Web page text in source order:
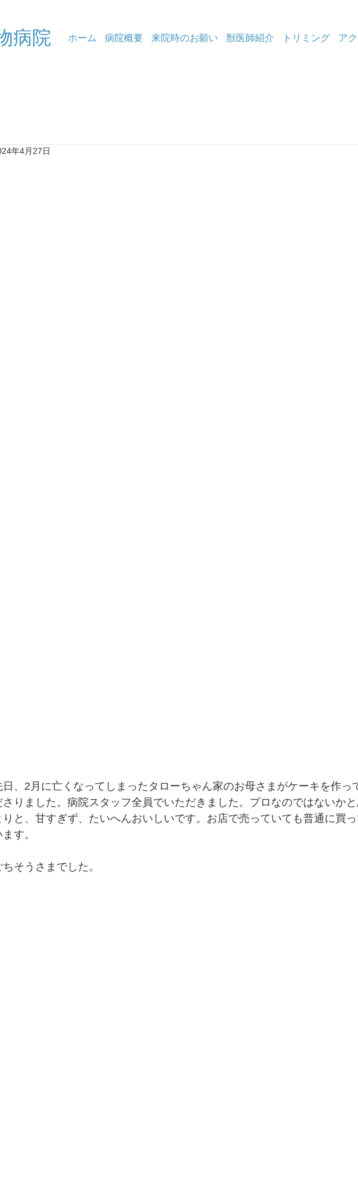
病院 ホーム 病院概要 来院時のお願い 獣医師紹介 トリミング ア
年4月27日
日、2月に亡くなってしまったタローちゃん家のお母さまがケーキを作っ
さりました。病院スタッフ全員でいただきました。プロなのではないか
りと、甘すぎず、たいへんおいしいです。お店で売っていても普通に買
す。
ちそうさまでした。